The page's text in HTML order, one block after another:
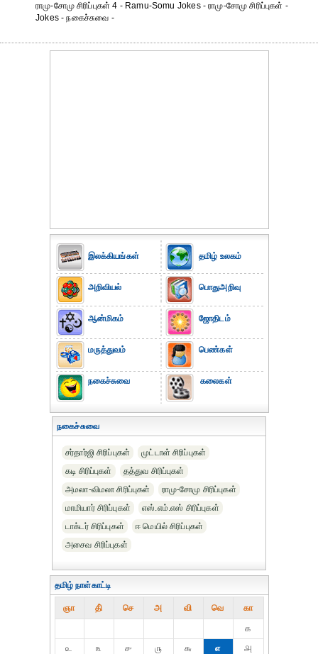
ராமு-சோமு சிரிப்புகள் 4 - Ramu-Somu Jokes - ராமு-சோமு சிரிப்புகள் -
Jokes - நகைச்சுவை -
இலக்கியங்கள்
அறிவியல்
ஆன்மிகம்
மருத்துவம்
நகைச்சுவை
தமிழ் உலகம்
பொதுஅறிவு
ஜோதிடம்
பெண்கள்
கலைகள்
நகைச்சுவை
சர்தார்ஜி சிரிப்புகள்
முட்டாள் சிரிப்புகள்
கடி சிரிப்புகள்
தத்துவ சிரிப்புகள்
அமலா-விமலா சிரிப்புகள்
ராமு-சோமு சிரிப்புகள்
மாமியார் சிரிப்புகள்
எஸ்.எம்.எஸ் சிரிப்புகள்
டாக்டர் சிரிப்புகள்
ஈ மெயில் சிரிப்புகள்
அசைவ சிரிப்புகள்
தமிழ் நாள்காட்டி
ஞா தி் செ அ வி வெ கா
௧
௨
௩ ௪ ௫ ௬ ௭ ௮